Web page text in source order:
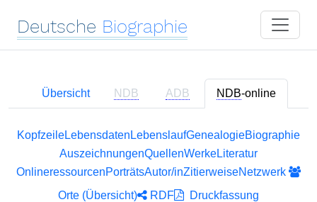
Deutsche Biographie
Übersicht NDB ADB NDB-online
KopfzeileLebensdaten LebenslaufGenealogieBiographie
AuszeichnungenQuellenWerkeLiteratur
OnlineressourcenPorträtsAutor/inZitierweiseNetzwerk
Orte (Übersicht)
RDF Druckfassung